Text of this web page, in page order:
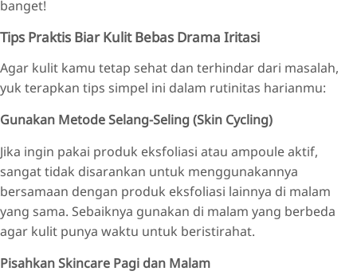
banget!
Tips Praktis Biar Kulit Bebas Drama Iritasi
Agar kulit kamu tetap sehat dan terhindar dari masalah,
yuk terapkan tips simpel ini dalam rutinitas harianmu:
Gunakan Metode Selang-Seling (Skin Cycling)
Jika ingin pakai produk eksfoliasi atau ampoule aktif,
sangat tidak disarankan untuk menggunakannya
bersamaan dengan produk eksfoliasi lainnya di malam
yang sama. Sebaiknya gunakan di malam yang berbeda
agar kulit punya waktu untuk beristirahat.
Pisahkan Skincare Pagi dan Malam